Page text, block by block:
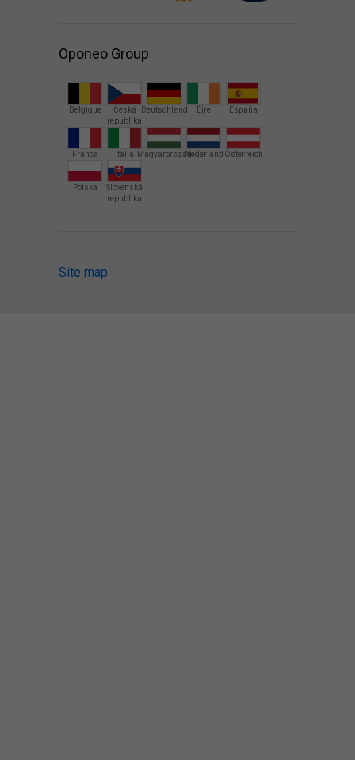
Oponeo Group
Belgique
Česká
republika
Deutschland Éire España
France Italia MagyarországNederland Österreich
Polska
Slovenská
republika
Site map